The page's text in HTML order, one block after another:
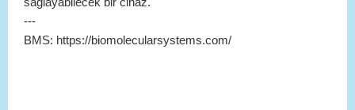
---
BMS: https://biomolecularsystems.com/